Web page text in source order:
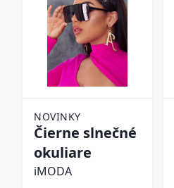
NOVINKY
Čierne slnečné
okuliare
iMODA